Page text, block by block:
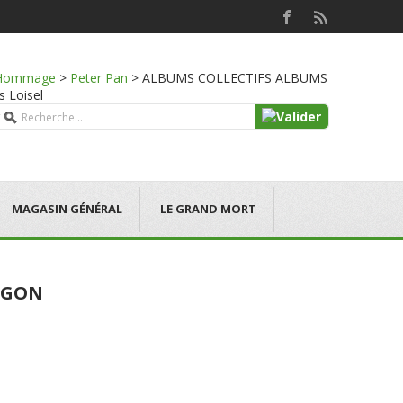
> Peter Pan > ALBUMS COLLECTIFS ALBUMS
Loisel
MAGASIN GÉNÉRAL LE GRAND MORT